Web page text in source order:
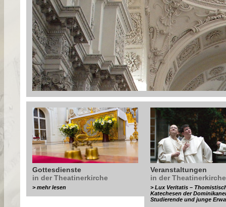
Gottesdienste
in der Theatinerkirche
> mehr lesen
Veranstaltungen
in der Theatinerkirche
> Lux Veritatis –
Katechesen der
Studierende und junge